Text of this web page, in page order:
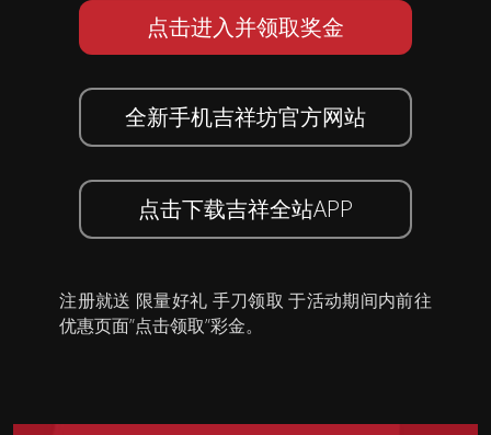
点击进入并领取奖金
全新手机吉祥坊官方网站
点击下载吉祥全站APP
注册就送 限量好礼 手刀领取 于活动期间内前往
优惠页面”点击领取”彩金。